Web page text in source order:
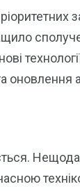
оновлення